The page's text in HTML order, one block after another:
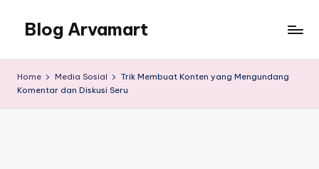
content
Blog Arvamart
tips
Home Media Sosial
Trik Membuat Konten yang Mengundang
Komentar dan Diskusi Seru